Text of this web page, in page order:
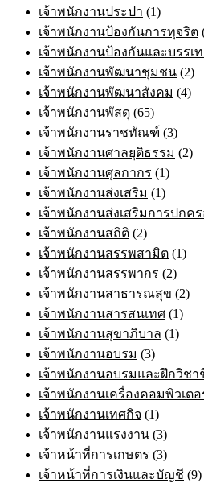
เจ้าพนักงานประปา (1)
เจ้าพนักงานป้องกันการทุจริต
เจ้าพนักงานป้องกันและบรรเ
เจ้าพนักงานพัฒนาชุมชน (2)
เจ้าพนักงานพัฒนาสังคม (4)
เจ้าพนักงานพัสดุ (65)
เจ้าพนักงานราชทัณฑ์ (3)
เจ้าพนักงานศาลยุติธรรม (2)
เจ้าพนักงานศุลกากร (1)
เจ้าพนักงานส่งเสริม (1)
เจ้าพนักงานส่งเสริมการปกค
เจ้าพนักงานสถิติ (2)
เจ้าพนักงานสรรพสามิต (1)
เจ้าพนักงานสรรพากร (2)
เจ้าพนักงานสาธารณสุข (2)
เจ้าพนักงานสารสนเทศ (1)
เจ้าพนักงานสุขาภิบาล (1)
เจ้าพนักงานอบรม (3)
เจ้าพนักงานอบรมและฝึกวิชา
เจ้าพนักงานเครื่องคอมพิวเตอ
เจ้าพนักงานเทศกิจ (1)
เจ้าพนักงานแรงงาน (3)
เจ้าหน้าที่การเกษตร (3)
เจ้าหน้าที่การเงินและบัญชี (9)